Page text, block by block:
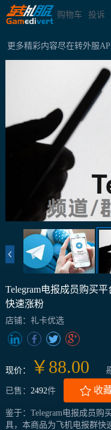
购物车 投诉
更多精彩内容尽在转外服
Telegram电报成员购买
快速涨粉
店铺：礼卡优选
现价： ￥88.00
已售： 2492件 收
鉴于：Telegram电报成员购
具，本商品为飞机电报群快